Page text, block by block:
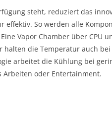
steht, reduziert das
effektiv. So werden alle
Vapor Chamber über CPU
halten die Temperatur auch
arbeitet die Kühlung bei
oder Entertainment.